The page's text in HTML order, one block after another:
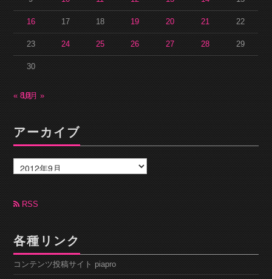
16 17 18 19 20 21 22
23 24 25 26 27 28 29
30
« 8月
10月 »
アーカイブ
ー
カ
ブ RSS
各種リンク
コンテンツ投稿サイト piapro